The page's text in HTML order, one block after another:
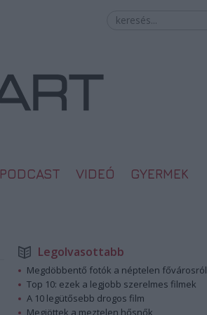
PODCAST VIDEÓ GYERMEK
Legolvasottabb
Megdöbbentő fotók a néptelen fővárosról
Top 10: ezek a legjobb szerelmes filmek
A 10 legütősebb drogos film
Megjöttek a meztelen hősnők